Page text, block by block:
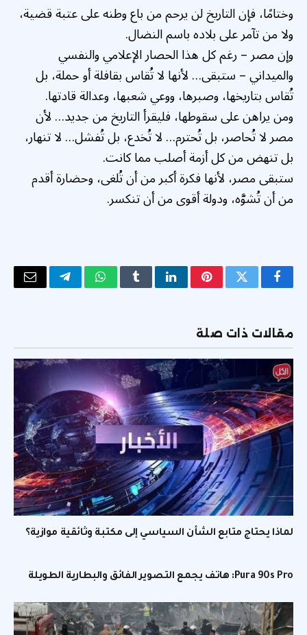
وختامًا، فإن التاريخ لن يرحم من باع وطنه على عتبة قضية،
ولا من تآمر على بلاده باسم النضال.
وإن مصر – رغم كل هذا الحصار الإعلامي والنفسي
والميداني – ستبقى… لأنها لا تُقاس بقافلة أو حملة، بل
تُقاس بتاريخها، وصبرها، ووعي شعبها، وعدالة قادتها.
ومن يراهن على سقوطها، فليقرأ التاريخ من جديد… لأن
مصر لا تُحاصر، بل تُحترم… لا تُخدع، بل تُفشل… لا تنهار،
بل تنهض من كل أزمة أصلب مما كانت.
ستبقى مصر، لأنها فكرة أكبر من أن تُلغى، وحضارة أقدم
من أن تُشوَّه، ودولة أقوى من أن تنكسر.
فيسبوكتويتر بينتيريستلينكدإنTumblrواتسابتيلقرامالبريد
مقالات ذات صلة
لماذا يحتاج متابع الشأن السياسي إلى مكتبة وثائقية موازية؟
Pura 90s Pro: هاتف يجمع التصوير الفائق والبطارية الطويلة